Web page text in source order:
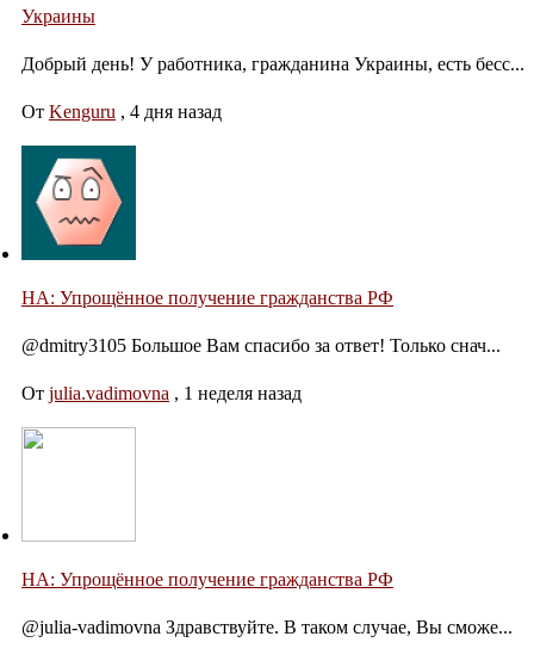
Украины
Добрый день! У работника, гражданина Украины, есть бесс...
От Kenguru , 4 дня назад
НА: Упрощённое получение гражданства РФ
@dmitry3105 Большое Вам спасибо за ответ! Только снач...
От julia.vadimovna , 1 неделя назад
НА: Упрощённое получение гражданства РФ
@julia-vadimovna Здравствуйте. В таком случае, Вы сможе...